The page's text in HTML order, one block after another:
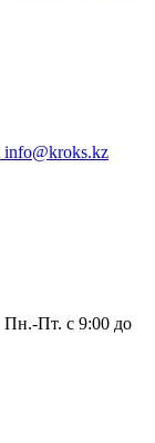
info@kroks.kz
Пн.-Пт. с 9:00 до